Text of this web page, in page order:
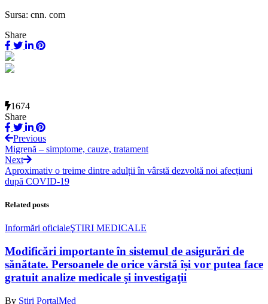
Sursa: cnn. com
Share
1674
Share
Previous
Migrenă – simptome, cauze, tratament
Next
Aproximativ o treime dintre adulții în vârstă dezvoltă noi afecțiuni
după COVID-19
Related posts
Informări oficialeŞTIRI MEDICALE
Modificări importante în sistemul de asigurări de
sănătate. Persoanele de orice vârstă își vor putea face
gratuit analize medicale şi investigaţii
By Știri PortalMed